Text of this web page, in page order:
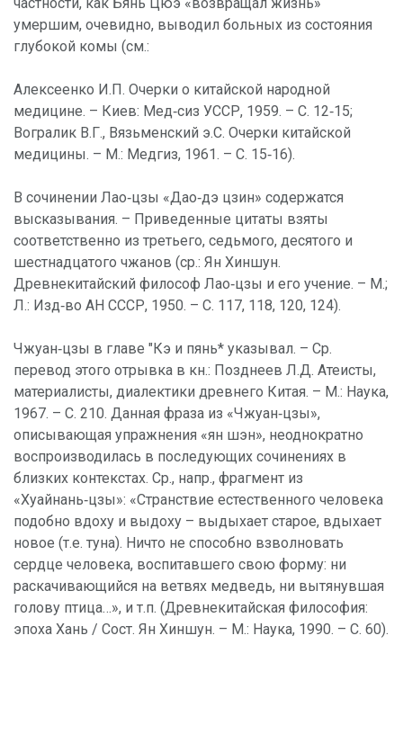
умершим, очевидно, выводил больных из состояния
глубокой комы (см.:
Алексеенко И.П. Очерки о китайской народной
медицине. – Киев: Мед‑сиз УССР, 1959. – С. 12‑15;
Вогралик В.Г., Вязьменский э.С. Очерки китайской
медицины. – М.: Медгиз, 1961. – С. 15‑16).
В сочинении Лао‑цзы «Дао‑дэ цзин» содержатся
высказывания. – Приведенные цитаты взяты
соответственно из третьего, седьмого, десятого и
шестнадцатого чжанов (ср.: Ян Хиншун.
Древнекитайский философ Лао‑цзы и его учение. – М.;
Л.: Изд‑во АН СССР, 1950. – С. 117, 118, 120, 124).
Чжуан‑цзы в главе "Кэ и пянь* указывал. – Ср.
перевод этого отрывка в кн.: Позднеев Л.Д. Атеисты,
материалисты, диалектики древнего Китая. – М.: Наука,
1967. – С. 210. Данная фраза из «Чжуан‑цзы»,
описывающая упражнения «ян шэн», неоднократно
воспроизводилась в последующих сочинениях в
близких контекстах. Ср., напр., фрагмент из
«Хуайнань‑цзы»: «Странствие естественного человека
подобно вдоху и выдоху – выдыхает старое, вдыхает
новое (т.е. туна). Ничто не способно взволновать
сердце человека, воспитавшего свою форму: ни
раскачивающийся на ветвях медведь, ни вытянувшая
голову птица…», и т.п. (Древнекитайская философия:
эпоха Хань / Сост. Ян Хиншун. – М.: Наука, 1990. – С. 60).